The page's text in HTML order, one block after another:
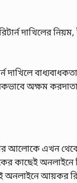
দাখিলের
দাখিলে
অক্ষম
আলোকে এখন
কাছেই অনলাইনে
অনলাইনে আয়কর